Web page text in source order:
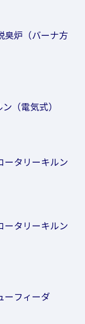
臭炉（バーナ方
（電気式）
ータリーキルン
ータリーキルン
ーフィーダ